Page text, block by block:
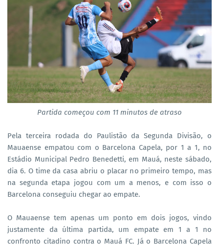
Partida começou com 11 minutos de atraso
Pela terceira rodada do Paulistão da Segunda Divisão, o
Mauaense empatou com o Barcelona Capela, por 1 a 1, no
Estádio Municipal Pedro Benedetti, em Mauá, neste sábado,
dia 6. O time da casa abriu o placar no primeiro tempo, mas
na segunda etapa jogou com um a menos, e com isso o
Barcelona conseguiu chegar ao empate.
O Mauaense tem apenas um ponto em dois jogos, vindo
justamente da última partida, um empate em 1 a 1 no
confronto citadino contra o Mauá FC. Já o Barcelona Capela